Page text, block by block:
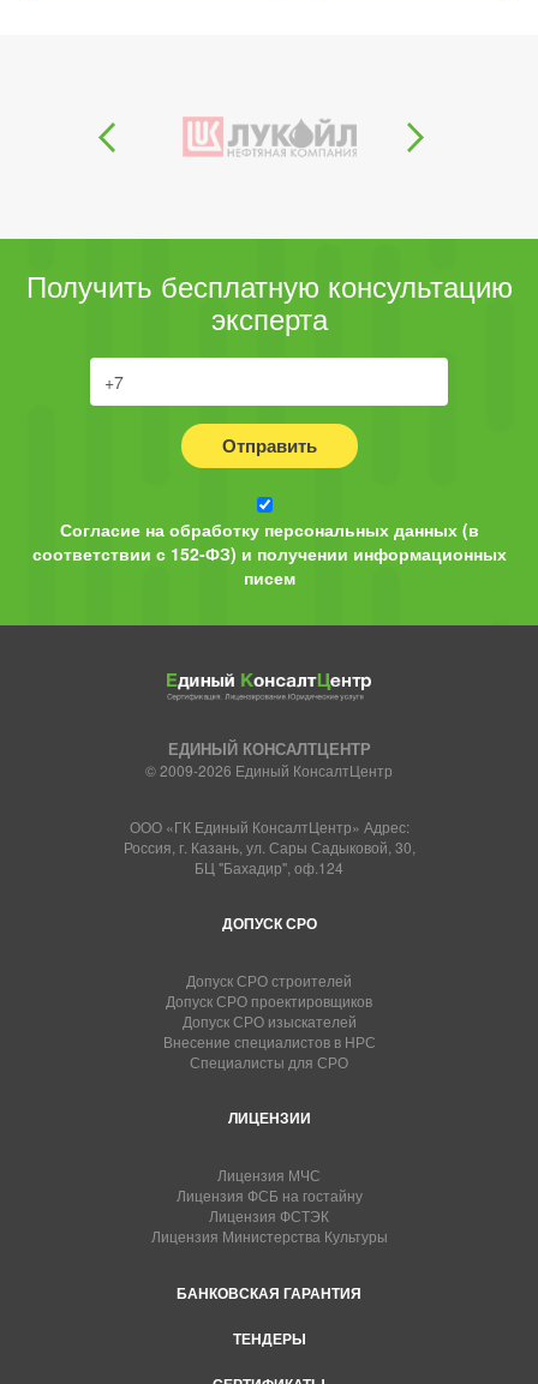
Получить бесплатную консультацию
эксперта
Отправить
Согласие на обработку персональных данных (в
соответствии с 152-ФЗ) и получении информационных
писем
ЕДИНЫЙ КОНСАЛТЦЕНТР
© 2009-2026 Единый КонсалтЦентр
ООО «ГК Единый КонсалтЦентр» Адрес:
Россия, г. Казань, ул. Сары Садыковой, 30,
БЦ "Бахадир", оф.124
ДОПУСК СРО
Допуск СРО строителей
Допуск СРО проектировщиков
Допуск СРО изыскателей
Внесение специалистов в НРС
Специалисты для СРО
ЛИЦЕНЗИИ
Лицензия МЧС
Лицензия ФСБ на гостайну
Лицензия ФСТЭК
Лицензия Министерства Культуры
БАНКОВСКАЯ ГАРАНТИЯ
ТЕНДЕРЫ